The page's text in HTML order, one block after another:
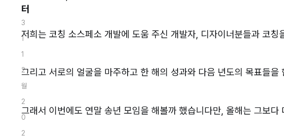
저희는 코칭 소스페소 개발에 도움 주신 개발자, 디자이너분들과 코
그리고 서로의 얼굴을 마주하고 한 해의 성과와 다음 년도의 목표들을
그래서 이번에도 연말 송년 모임을 해볼까 했습니다만, 올해는 그보
터
3
1
1
2
월
2
0
2